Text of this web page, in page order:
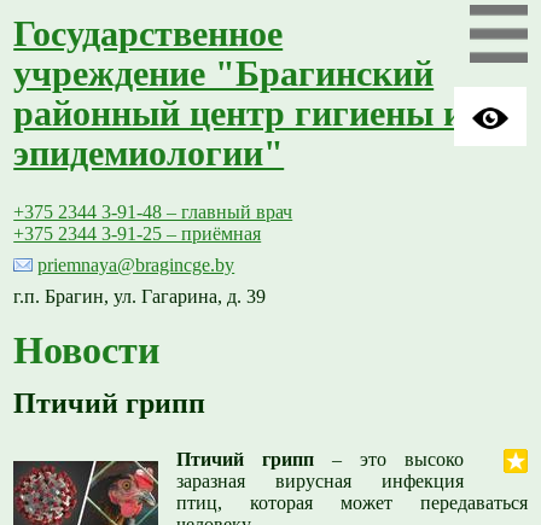
Государственное
учреждение "Брагинский
районный центр гигиены и
эпидемиологии"
+375 2344 3-91-48 – главный врач
+375 2344 3-91-25 – приёмная
priemnaya@bragincge.by
г.п. Брагин, ул. Гагарина, д. 39
Новости
Птичий грипп
Птичий грипп – это высоко
заразная вирусная инфекция
птиц, которая может передаваться